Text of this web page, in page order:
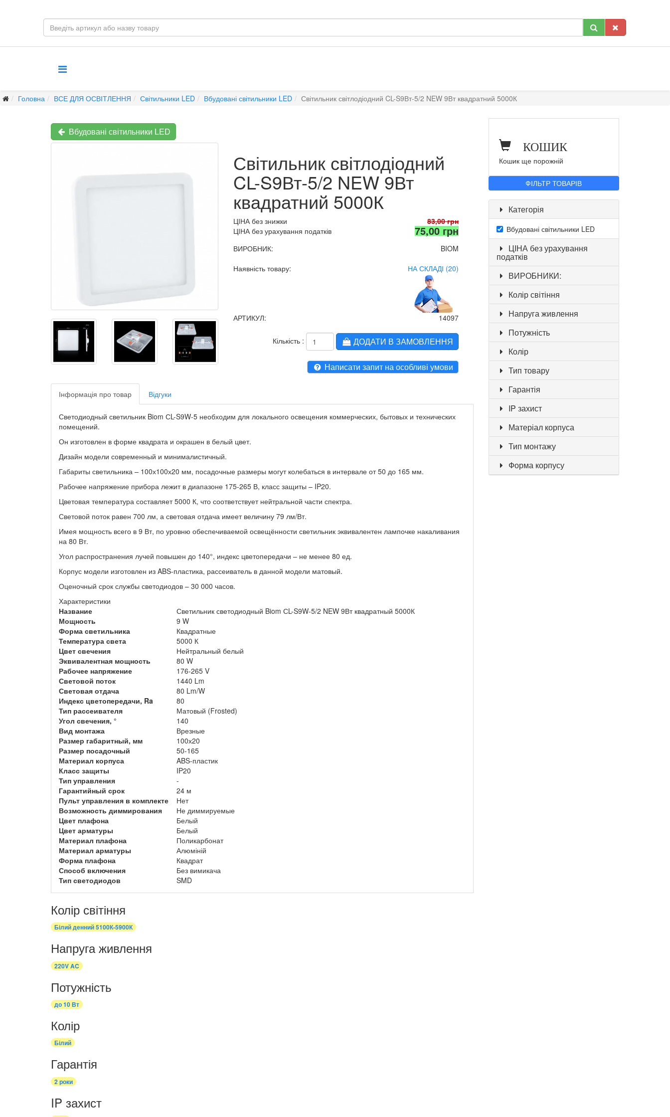
Головна ВСЕ ДЛЯ ОСВІТЛЕННЯ Світильники LED Вбудовані світильники LED Світильник світлодіодний CL-S9Вт-5/2 NEW 9Вт квадратний 5000К
Вбудовані світильники LED
Світильник світлодіодний
CL-S9Вт-5/2 NEW 9Вт
квадратний 5000К
ЦІНА без знижки
83,00 грн
ЦІНА без урахування податків
75,00 грн
ВИРОБНИК:
BIOM
Наявність товару:
НА СКЛАДІ (20)
АРТИКУЛ: 14097
Кількість : ДОДАТИ В ЗАМОВЛЕННЯ
Написати запит на особливі умови
Інформація про товар Відгуки
Светодиодный светильник Biom СL-S9W-5 необходим для локального освещения коммерческих, бытовых и технических
помещений.
Он изготовлен в форме квадрата и окрашен в белый цвет.
Дизайн модели современный и минималистичный.
Габариты светильника – 100х100х20 мм, посадочные размеры могут колебаться в интервале от 50 до 165 мм.
Рабочее напряжение прибора лежит в диапазоне 175-265 В, класс защиты – IP20.
Цветовая температура составляет 5000 К, что соответствует нейтральной части спектра.
Световой поток равен 700 лм, а световая отдача имеет величину 79 лм/Вт.
Имея мощность всего в 9 Вт, по уровню обеспечиваемой освещённости светильник эквивалентен лампочке накаливания
на 80 Вт.
Угол распространения лучей повышен до 140°, индекс цветопередачи – не менее 80 ед.
Корпус модели изготовлен из ABS-пластика, рассеиватель в данной модели матовый.
Оценочный срок службы светодиодов – 30 000 часов.
Характеристики
Название
Светильник светодиодный Biom СL-S9W-5/2 NEW 9Вт квадратный 5000К
Мощность
9 W
Форма светильника
Квадратные
Температура света
5000 К
Цвет свечения
Нейтральный белый
Эквивалентная мощность
80 W
Рабочее напряжение
176-265 V
Световой поток
1440 Lm
Световая отдача
80 Lm/W
Индекс цветопередачи, Ra
80
Тип рассеивателя
Матовый (Frosted)
Угол свечения, °
140
Вид монтажа
Врезные
Размер габаритный, мм
100х20
Размер посадочный
50-165
Материал корпуса
ABS-пластик
Класс защиты
IP20
Тип управления
-
Гарантийный срок
24 м
Пульт управления в комплекте Нет
Возможность диммирования
Не диммируемые
Цвет плафона
Белый
Цвет арматуры
Белый
Материал плафона
Поликарбонат
Материал арматуры
Алюміній
Форма плафона
Квадрат
Способ включения
Без вимикача
Тип светодиодов
SMD
Колір світіння
Білий денний 5100К-5900К
Напруга живлення
220V AC
Потужність
до 10 Вт
Колір
Білий
Гарантія
2 роки
IP захист
КОШИК
Кошик ще порожній
ФІЛЬТР ТОВАРІВ
Категорія
Вбудовані світильники LED
ЦІНА без урахування
податків
ВИРОБНИКИ:
Колір світіння
Напруга живлення
Потужність
Колір
Тип товару
Гарантія
IP захист
Матеріал корпуса
Тип монтажу
Форма корпусу